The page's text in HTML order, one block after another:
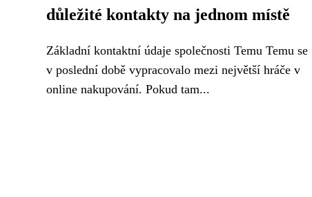
důležité kontakty na jednom místě
Základní kontaktní údaje společnosti Temu Temu se
v poslední době vypracovalo mezi největší hráče v
online nakupování. Pokud tam...